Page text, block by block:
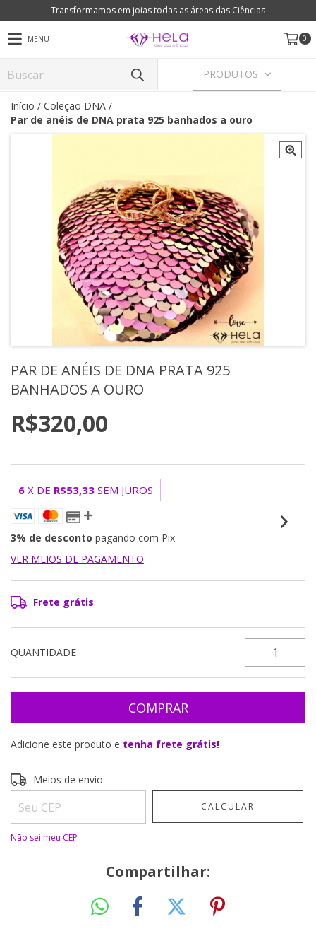
Transformamos em joias todas as áreas das Ciências
MENU 0
PRODUTOS
Início / Coleção DNA /
Par de anéis de DNA prata 925 banhados a ouro
PAR DE ANÉIS DE DNA PRATA 925
BANHADOS A OURO
R$320,00
6 X DE R$53,33 SEM JUROS
3% de desconto pagando com Pix
VER MEIOS DE PAGAMENTO
Frete grátis
QUANTIDADE
Adicione este produto e tenha frete grátis!
Entregas para o CEP:
Meios de envio
CALCULAR
Não sei meu CEP
Compartilhar: